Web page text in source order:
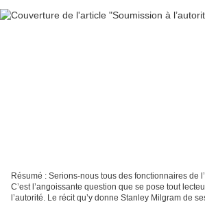
Résumé : Serions-nous tous des fonctionnaires de
C’est l’angoissante question que se pose tout
l’autorité. Le récit qu’y donne Stanley Milgram de